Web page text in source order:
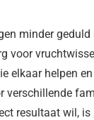
minder geduld
voor
elkaar helpen
verschillende
resultaat wil, is